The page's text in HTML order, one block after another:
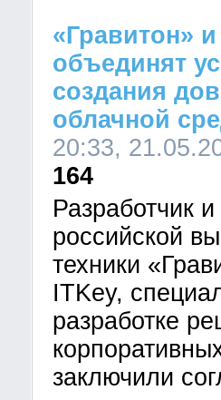
«Гравитон»
объединят
создания
облачной
20:33,
164
Разработчик
российской
техники
ITKey,
разработке
заключили